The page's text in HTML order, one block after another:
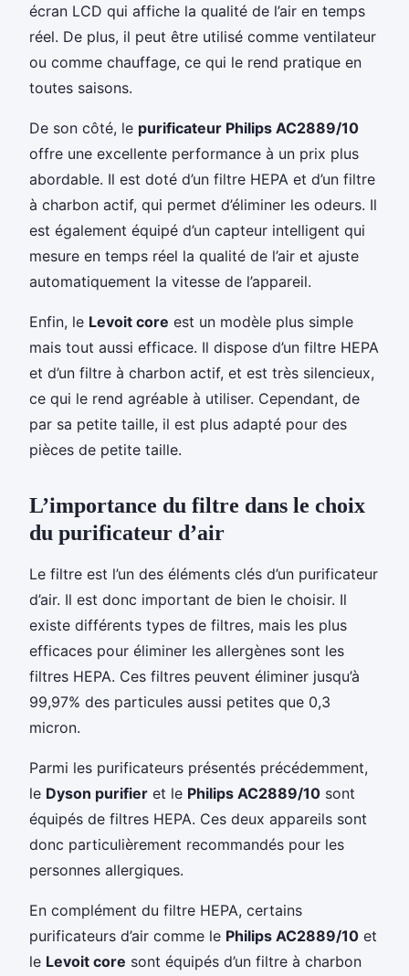
écran LCD qui affiche la qualité de l’air en temps
réel. De plus, il peut être utilisé comme ventilateur
ou comme chauffage, ce qui le rend pratique en
toutes saisons.
De son côté, le purificateur Philips AC2889/10
offre une excellente performance à un prix plus
abordable. Il est doté d’un filtre HEPA et d’un filtre
à charbon actif, qui permet d’éliminer les odeurs. Il
est également équipé d’un capteur intelligent qui
mesure en temps réel la qualité de l’air et ajuste
automatiquement la vitesse de l’appareil.
Enfin, le Levoit core est un modèle plus simple
mais tout aussi efficace. Il dispose d’un filtre HEPA
et d’un filtre à charbon actif, et est très silencieux,
ce qui le rend agréable à utiliser. Cependant, de
par sa petite taille, il est plus adapté pour des
pièces de petite taille.
L’importance du filtre dans le choix
du purificateur d’air
Le filtre est l’un des éléments clés d’un purificateur
d’air. Il est donc important de bien le choisir. Il
existe différents types de filtres, mais les plus
efficaces pour éliminer les allergènes sont les
filtres HEPA. Ces filtres peuvent éliminer jusqu’à
99,97% des particules aussi petites que 0,3
micron.
Parmi les purificateurs présentés précédemment,
le Dyson purifier et le Philips AC2889/10 sont
équipés de filtres HEPA. Ces deux appareils sont
donc particulièrement recommandés pour les
personnes allergiques.
En complément du filtre HEPA, certains
purificateurs d’air comme le Philips AC2889/10 et
le Levoit core sont équipés d’un filtre à charbon